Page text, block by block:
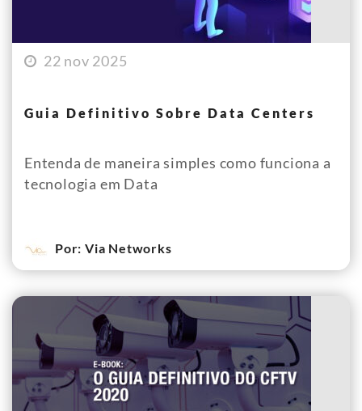
22 nov 2025
Guia Definitivo Sobre Data Centers
Entenda de maneira simples como funciona a
tecnologia em Data
Por: Via Networks